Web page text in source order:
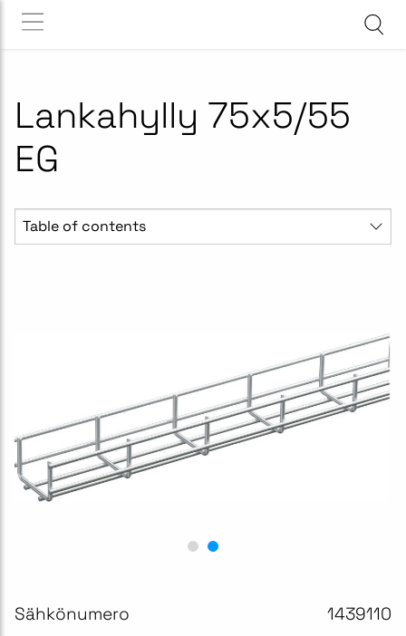
Lankahylly 75x5/55
EG
Table of contents
Sähkönumero 1439110